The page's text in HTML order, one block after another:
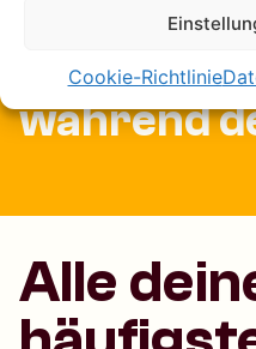
Cookie-Richtlinie
100 %
während
Alle